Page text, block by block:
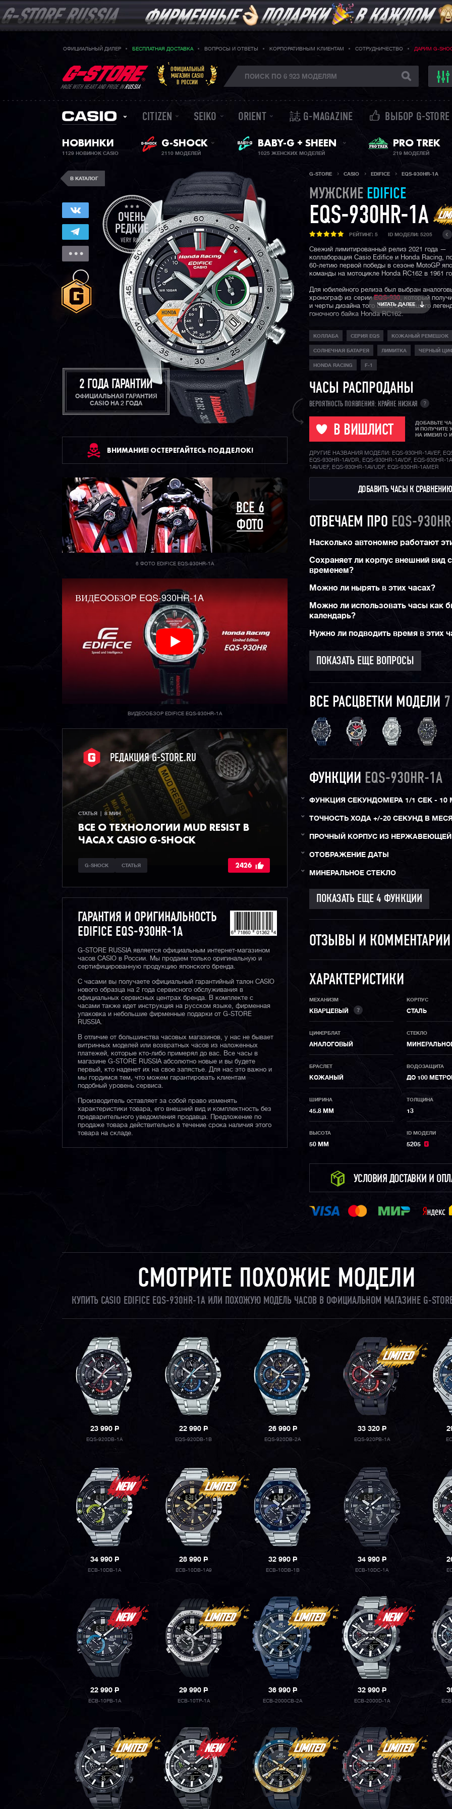
ОФИЦИАЛЬНЫЙ ДИЛЕР БЕСПЛАТНАЯ ДОСТАВКА ВОПРОСЫ И ОТВЕТЫ КОРПОРАТИВНЫМ КЛИЕНТАМ СОТРУДНИЧЕСТВО ДАРИМ G-
MADE WITH HEART AND PRIDE INRUSSIA
ОФИЦИАЛЬНЫЙ
МАГАЗИН CASIO
В РОССИИ
CITIZEN SEIKO ORIENT 誌 G-MAGAZINE ВЫБОР G-STORE
НОВИНКИ
1129 НОВИНОК CASIO
G-SHOCK
2110 МОДЕЛЕЙ
ЖЕНСКИЕ ЧАСЫ
BABY-G + SHEEN
1025 ЖЕНСКИХ МОДЕЛЕЙ
PRO TREK
219 МОДЕЛЕЙ
В КАТАЛОГ
2 ГОДА ГАРАНТИИ
ОФИЦИАЛЬНАЯ ГАРАНТИЯ
CASIO НА 2 ГОДА
ВНИМАНИЕ! ОСТЕРЕГАЙТЕСЬ ПОДДЕЛОК!
ВСЕ 6
ФОТО
6 ФОТО EDIFICE EQS-930HR-1A
ВИДEOOБЗOP EQS-930HR-1A
ВИДЕООБЗОР EDIFICE EQS-930HR-1A
РЕДАКЦИЯ G-STORE.RU
СТАТЬЯ  |  8 МИН
ВСЕ О ТЕХНОЛОГИИ MUD RESIST В
ЧАСАХ CASIO G-SHOCK
G-SHOCK СТАТЬЯ 2426
ГАРАНТИЯ И ОРИГИНАЛЬНОСТЬ
EDIFICE EQS-930HR-1A
G-STORE RUSSIA является официальным интернет-магазином
часов CASIO в России. Мы продаем только оригинальную и
сертифицированную продукцию японского бренда.
С часами вы получаете официальный гарантийный талон CASIO
нового образца на 2 года сервисного обслуживания в
официальных сервисных центрах бренда. В комплекте с
часами также идет инструкция на русском языке, фирменная
упаковка и небольшие фирменные подарки от G-STORE
RUSSIA.
В отличие от большинства часовых магазинов, у нас не бывает
витринных моделей или возвратных часов из наложенных
платежей, которые кто-либо примерял до вас. Все часы в
магазине G-STORE RUSSIA абсолютно новые и вы будете
первый, кто наденет их на свое запястье. Для нас это важно и
мы гордимся тем, что можем гарантировать клиентам
подобный уровень сервиса.
Производитель оставляет за собой право изменять
характеристики товара, его внешний вид и комплектность без
предварительного уведомления продавца. Предложение по
продаже товара действительно в течение срока наличия этого
товара на складе.
G-STORE CASIO EDIFICE EQS-930HR-1A
МУЖСКИЕ EDIFICE
EQS-930HR-1A
РЕЙТИНГ: 5 ID МОДЕЛИ: 5205
Свежий лимитированный релиз 2021 года —
коллаборация Casio Edifice и Honda Racing,
60-летию первой победы в сезоне MotoGP
команды на мотоцикле Honda RC162 в 1961
Для юбилейного релиза был выбран
хронограф из серииEQS-930, который
и черты дизайна того самого, ставшего
гоночного байка Honda RC162.
Модель выполнена на кожаном ремешке,
окунает нас в атмосферу мотогонок
века, когда гонщики гонялись в кожаных
имеет броскую нашивку с красным
Циферблат часов защищен прочным
пользоваться часами в любых погодных
Cекундомер, емкостью в 10 минут и
измерения до одной секунды, отображает свои
Напоминаем, чтосерия EQS
— это
коллекции Edifice, в которой вы сможете
часы с технологией Tough Solar - питанием от
энергии. Модели серии EQS, помимо своей
начинки, обладают отличным современным
обеспечивает огромную популярность серии
ЧИТАТЬ ДАЛЕЕ
КОЛЛАБА СЕРИЯ EQS КОЖАНЫЙ РЕМЕШОК
СОЛНЕЧНАЯ БАТАРЕЯ ЛИМИТКА ЧЕРНЫЙ
HONDA RACING F-1
ЧАСЫ РАСПРОДАНЫ
ВЕРОЯТНОСТЬ ПОЯВЛЕНИЯ: КРАЙНЕ НИЗКАЯ ?
В ВИШЛИСТ
ДОБАВЬТЕ
И ПОЛУЧИТЕ
НА ИМЕИЛ О
ДРУГИЕ НАЗВАНИЯ МОДЕЛИ: EQS-930HR-1AVEF,
EQS-930HR-1AVDR, EQS-930HR-1AVDF, EQS-930HR-
1AVUEF, EQS-930HR-1AVUDF, EQS-930HR-1AMER
ДОБАВИТЬ ЧАСЫ К СРАВНЕНИЮ
ОТВЕЧАЕМ ПРО EQS-
Насколько автономно работают
Сохраняет ли корпус внешний вид
временем?
Можно ли нырять в этих часах?
Можно ли использовать часы как
календарь?
Нужно ли подводить время в этих
ПОКАЗАТЬ ЕЩЕ ВОПРОСЫ
ВСЕ РАСЦВЕТКИ МОДЕЛИ 7
ФУНКЦИИ EQS-930HR-1A
ФУНКЦИЯ СЕКУНДОМЕРА 1/1 СЕК - 10
ТОЧНОСТЬ ХОДА +/-20 СЕКУНД В
ПРОЧНЫЙ КОРПУС ИЗ НЕРЖАВЕЮЩЕЙ
ОТОБРАЖЕНИЕ ДАТЫ
МИНЕРАЛЬНОЕ СТЕКЛО
ОТЗЫВЫ И КОММЕНТАРИИ
ХАРАКТЕРИСТИКИ
МЕХАНИЗМ
КВАРЦЕВЫЙ ?
КОРПУС
СТАЛЬ
ЦИФЕРБЛАТ
АНАЛОГОВЫЙ
СТЕКЛО
БРАСЛЕТ
КОЖАНЫЙ
ВОДОЗАЩИТА
ДО 100
ШИРИНА
45.8 ММ
ТОЛЩИНА
13
ВЫСОТА
50 ММ
ID МОДЕЛИ
5205
УСЛОВИЯ ДОСТАВКИ И
СМОТРИТЕ ПОХОЖИЕ МОДЕЛИ
КУПИТЬ CASIO EDIFICE EQS-930HR-1A ИЛИ ПОХОЖУЮ МОДЕЛЬ ЧАСОВ В ОФИЦИАЛЬНОМ МАГАЗИНЕ G-
23 990P
EQS-920DB-1A
22 990P
EQS-920DB-1B
26 990 P
EQS-920DB-2A
33 320P
EQS-920PB-1A
34 990P
ECB-10DB-1A
28 990P
ECB-10DB-1A9
32 990 P
ECB-10DB-1B
34 990P
ECB-10DC-1A
22 990P
ECB-10PB-1A
29 990P
ECB-10TP-1A
36 990 P
ECB-2000CB-2A
32 990P
ECB-2000D-1A